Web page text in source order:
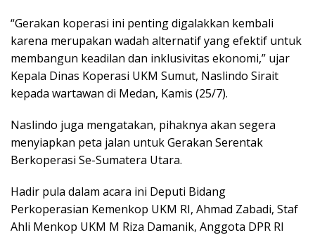
“Gerakan koperasi ini penting digalakkan kembali
karena merupakan wadah alternatif yang efektif untuk
membangun keadilan dan inklusivitas ekonomi,” ujar
Kepala Dinas Koperasi UKM Sumut, Naslindo Sirait
kepada wartawan di Medan, Kamis (25/7).
Naslindo juga mengatakan, pihaknya akan segera
menyiapkan peta jalan untuk Gerakan Serentak
Berkoperasi Se-Sumatera Utara.
Hadir pula dalam acara ini Deputi Bidang
Perkoperasian Kemenkop UKM RI, Ahmad Zabadi, Staf
Ahli Menkop UKM M Riza Damanik, Anggota DPR RI